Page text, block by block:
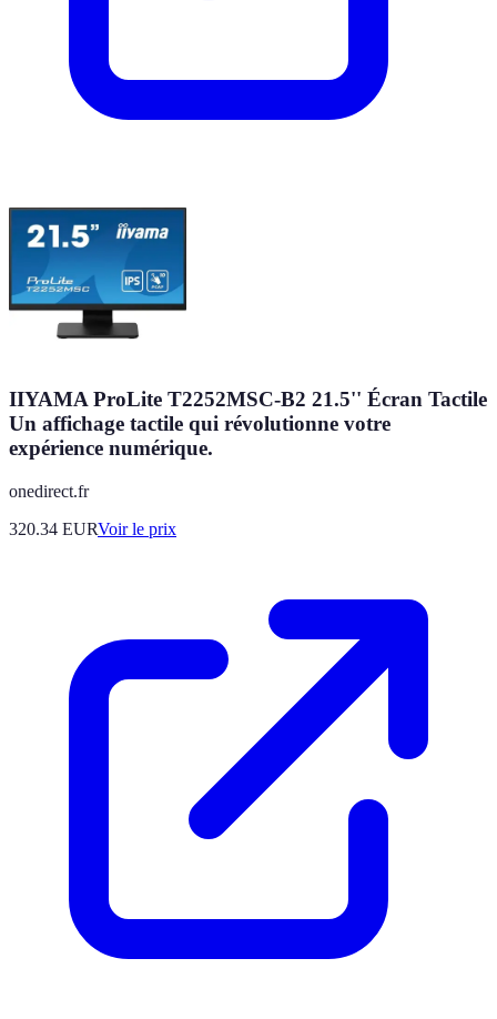
IIYAMA ProLite T2252MSC-B2 21.5'' Écran Tactile
Un affichage tactile qui révolutionne votre
expérience numérique.
onedirect.fr
320.34 EURVoir le prix